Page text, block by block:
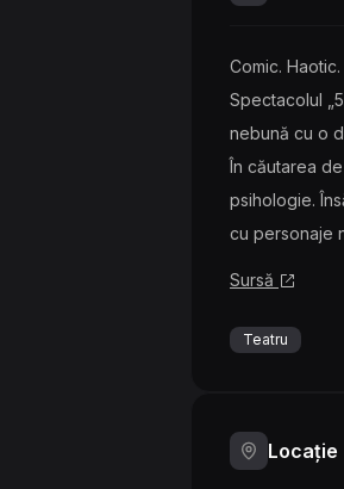
Comic.
Spectacolul
nebună cu o
În căutarea
psihologie.
cu personaje
Sursă
Teatru
Locație